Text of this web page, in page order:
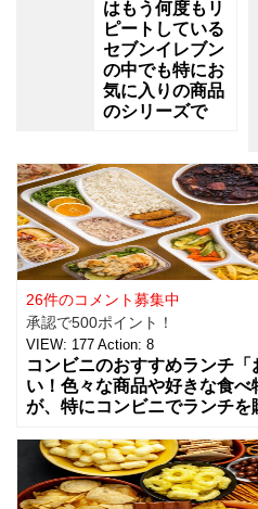
はもう何度もリ
ピートしている
セブンイレブン
の中でも特にお
気に入りの商品
のシリーズで
26件のコメント募集中
承認で500ポイント！
VIEW: 177 Action: 8
コンビニのおすすめランチ
い！色々な商品や好きな食
が、特にコンビニでランチ
カップラーメンやコンビニ